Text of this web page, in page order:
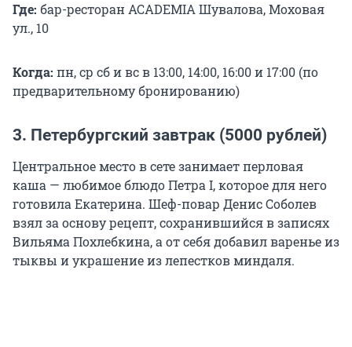
Где: бар-ресторан ACADEMIA Шувалова, Моховая
ул., 10
Когда: пн, ср сб и вс в 13:00, 14:00, 16:00 и 17:00 (по
предварительному бронированию)
3. Петербургский завтрак (5000 рублей)
Центральное место в сете занимает перловая
каша — любимое блюдоПетра I, которое для него
готовила Екатерина. Шеф-повар Денис Соболев
взял за основу рецепт, сохранившийся в записях
Вильяма Похлебкина, а от себя добавил варенье из
тыквы и украшение из лепестков миндаля.